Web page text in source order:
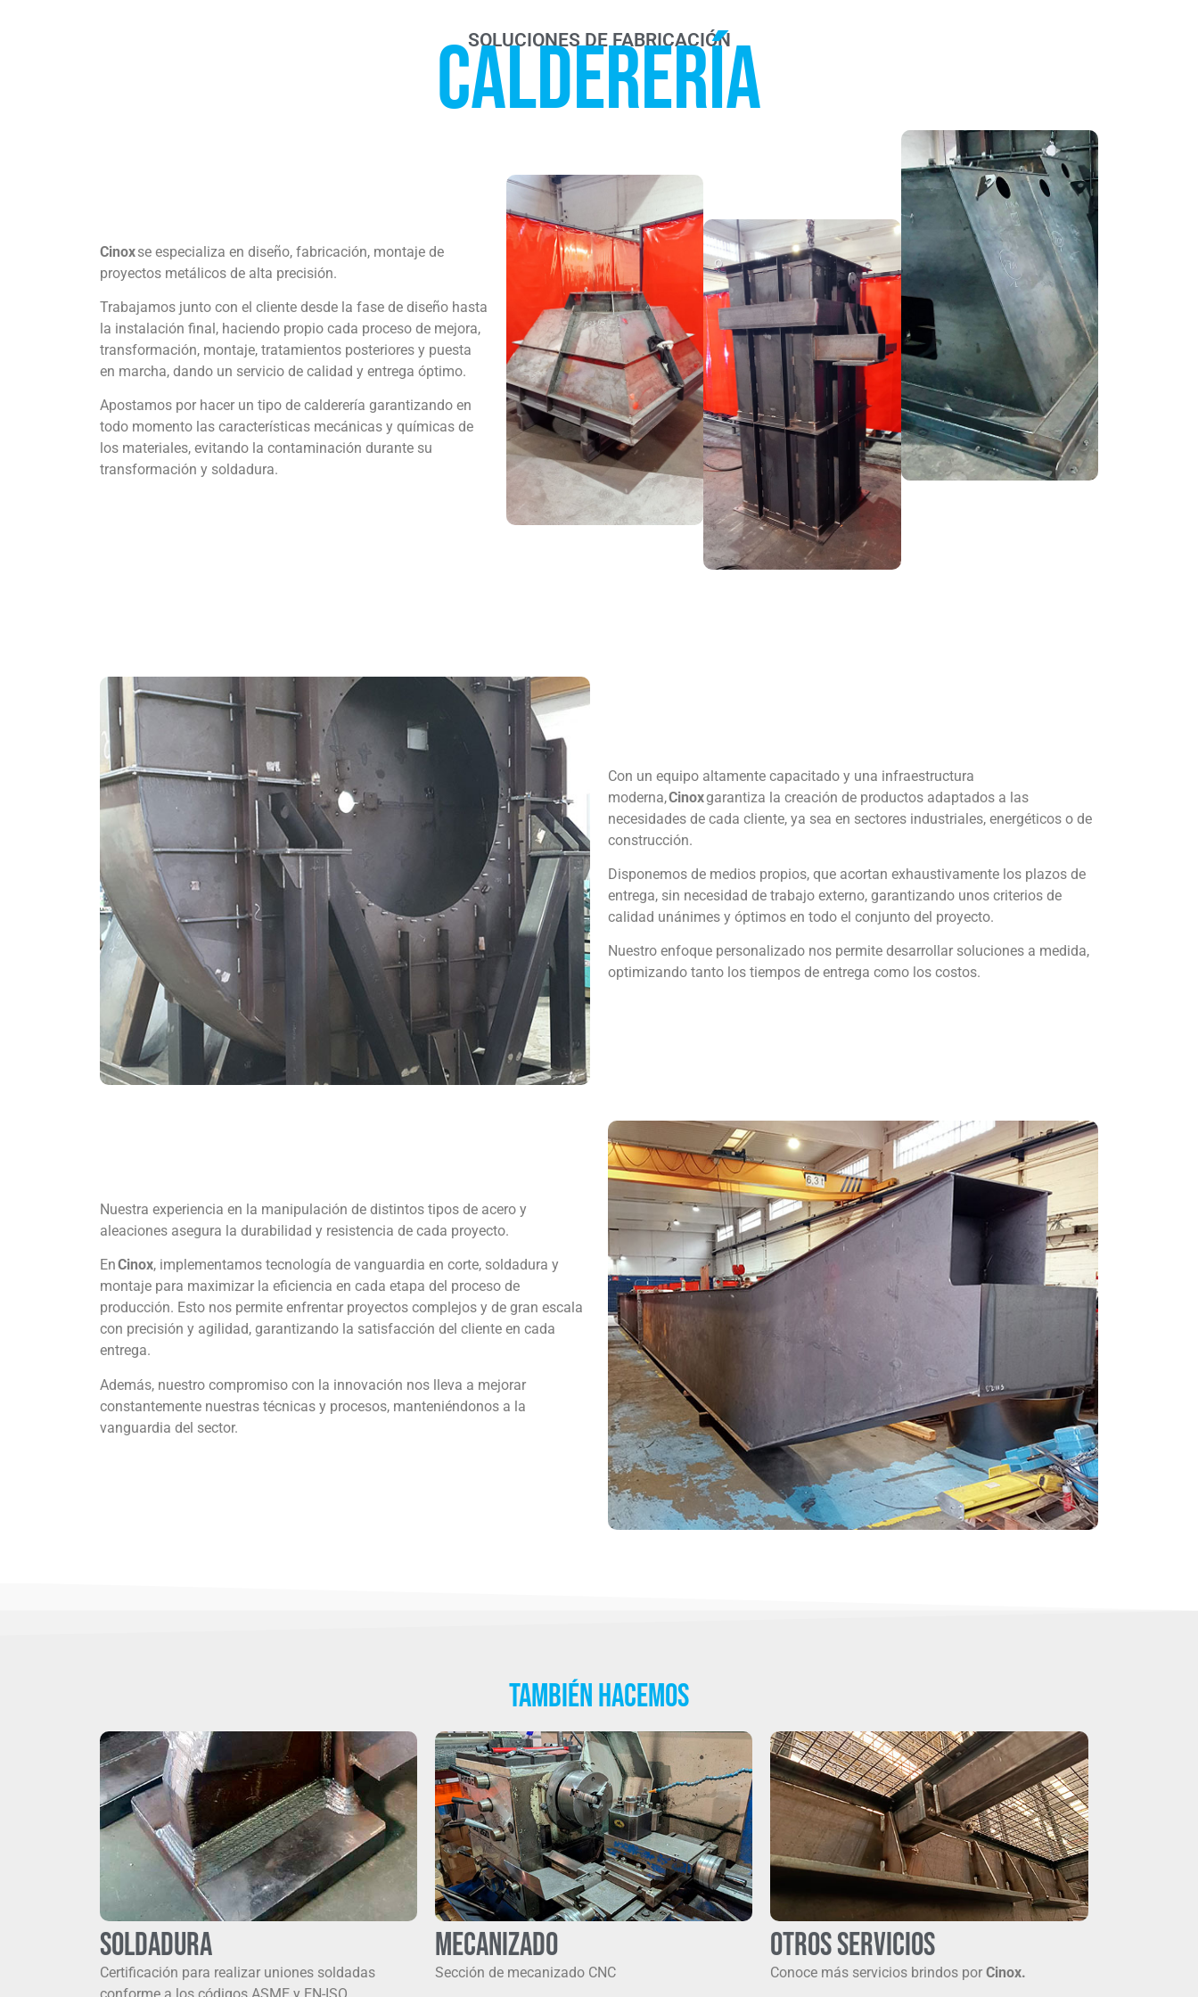
SOLUCIONES DE FABRICACIÓN
Calderería
Cinoxse especializa en diseño, fabricación, montaje de
proyectos metálicos de alta precisión.
Trabajamos junto con el cliente desde la fase de diseño hasta
la instalación final, haciendo propio cada proceso de mejora,
transformación, montaje, tratamientos posteriores y puesta
en marcha, dando un servicio de calidad y entrega óptimo.
Apostamos por hacer un tipo de calderería garantizando en
todo momento las características mecánicas y químicas de
los materiales, evitando la contaminación durante su
transformación y soldadura.
Con un equipo altamente capacitado y una infraestructura
moderna,Cinoxgarantiza la creación de productos adaptados a las
necesidades de cada cliente, ya sea en sectores industriales, energéticos o de
construcción.
Disponemos de medios propios, que acortan exhaustivamente los plazos de
entrega, sin necesidad de trabajo externo, garantizando unos criterios de
calidad unánimes y óptimos en todo el conjunto del proyecto.
Nuestro enfoque personalizado nos permite desarrollar soluciones a medida,
optimizando tanto los tiempos de entrega como los costos.
Nuestra experiencia en la manipulación de distintos tipos de acero y
aleaciones asegura la durabilidad y resistencia de cada proyecto.
EnCinox, implementamos tecnología de vanguardia en corte, soldadura y
montaje para maximizar la eficiencia en cada etapa del proceso de
producción. Esto nos permite enfrentar proyectos complejos y de gran escala
con precisión y agilidad, garantizando la satisfacción del cliente en cada
entrega.
Además, nuestro compromiso con la innovación nos lleva a mejorar
constantemente nuestras técnicas y procesos, manteniéndonos a la
vanguardia del sector.
También Hacemos
Soldadura
Certificación para realizar uniones soldadas
Mecanizado
Sección de mecanizado CNC
Otros servicios
Conoce más servicios brindos porCinox.